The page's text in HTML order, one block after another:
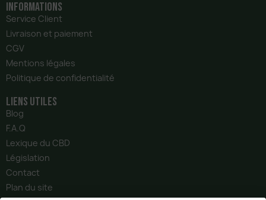
Informations
Service Client
Livraison et paiement
CGV
Mentions légales
Politique de confidentialité
liens utiles
Blog
F.A.Q
Lexique du CBD
Législation
Contact
Plan du site